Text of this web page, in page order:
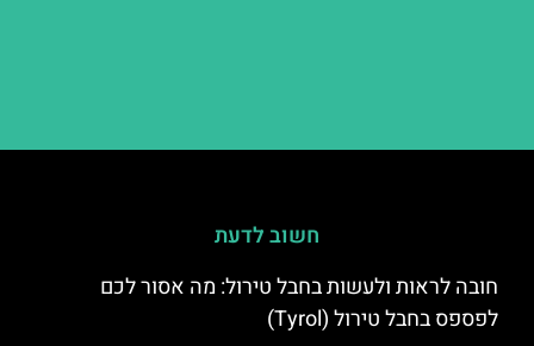
חשוב לדעת
חובה לראות ולעשות בחבל טירול: מה אסור לכם
לפספס בחבל טירול (Tyrol)